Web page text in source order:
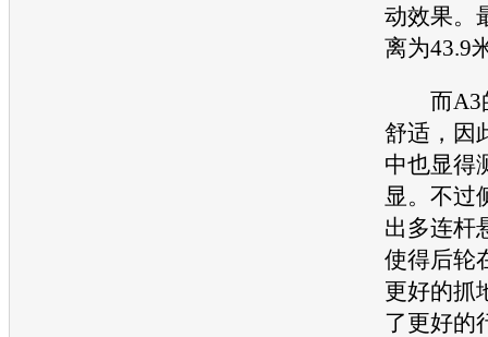
动效果。
离为43.9
而A3
舒适，因
中也显得
显。不过
出多连杆
使得后轮
更好的抓
了更好的